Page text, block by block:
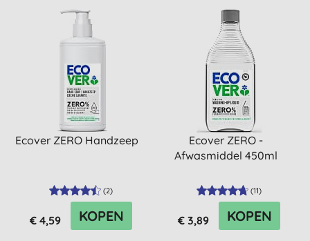
Ecover ZERO Handzeep
(2)
€ 4,59 KOPEN
Ecover ZERO -
Afwasmiddel 450ml
(11)
€ 3,89 KOPEN